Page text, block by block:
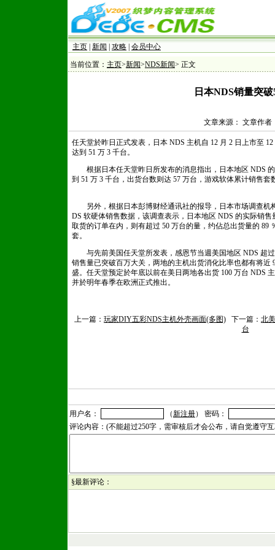
主页 新闻 攻略 会员中心
当前位置： 主页>新闻>NDS新闻> 正文
日本NDS销量突破
文章来源： 文章作者
任天堂於昨日正式发表，日本 NDS 主机自 12 月 2 日上市至
达到 51 万 3 千台。
根据日本任天堂昨日所发布的消息指出，日本地区 NDS 的
到 51 万 3 千台，出货台数则达 57 万台，游戏软体累计销售
另外，根据日本彭博财经通讯社的报导，日本市场调查机构
DS 软硬体销售数据，该调查表示，日本地区 NDS 的实际销
取货的订单在内，则有超过 50 万台的量，约佔总出货量的 89
套。
与先前美国任天堂所发表，感恩节当週美国地区 NDS 超过
销售量已突破百万大关，两地的主机出货消化比率也都有将近
盛。任天堂预定於年底以前在美日两地各出货 100 万台 NDS
并於明年春季在欧洲正式推出。
上一篇： 玩家DIY五彩NDS主机外壳画面(多图) 下一篇： 北
台
用户名： （新注册） 密码：
评论内容：(不能超过250字，需审核后才会公布，请自觉遵守
§最新评论：